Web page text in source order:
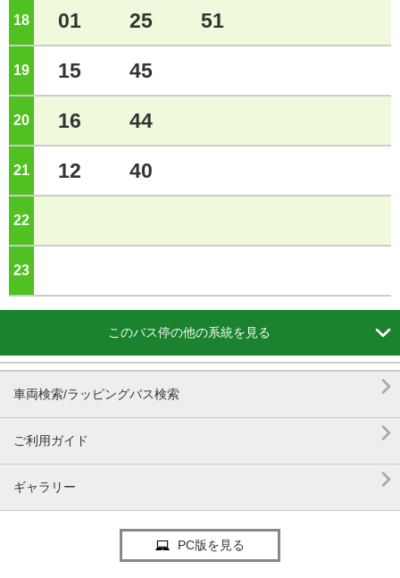
18 01 25 51
19 15 45
20 16 44
21 12 40
22
23
このバス停の他の系統を見る 
車両検索/ラッピングバス検索 
ご利用ガイド 
ギャラリー 
PC版を見る